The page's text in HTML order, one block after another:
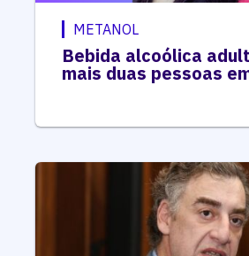
METANOL
Bebida alcoólica
mais duas pessoas